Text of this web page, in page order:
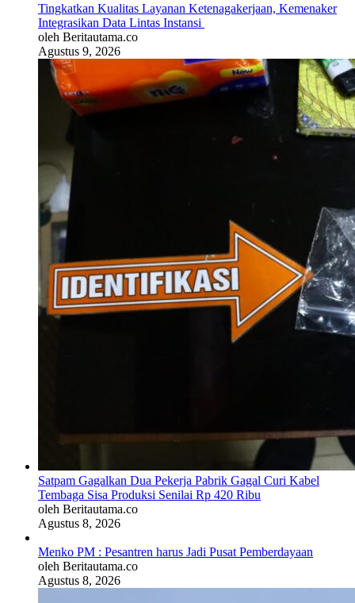
Tingkatkan Kualitas Layanan Ketenagakerjaan, Kemenaker
Integrasikan Data Lintas Instansi
oleh Beritautama.co
Agustus 9, 2026
Satpam Gagalkan Dua Pekerja Pabrik Gagal Curi Kabel
Tembaga Sisa Produksi Senilai Rp 420 Ribu
oleh Beritautama.co
Agustus 8, 2026
Menko PM : Pesantren harus Jadi Pusat Pemberdayaan
oleh Beritautama.co
Agustus 8, 2026